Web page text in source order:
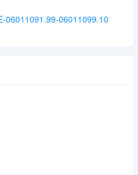
06011091.99-06011099.10